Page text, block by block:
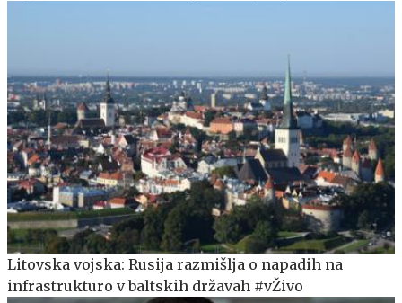
Litovska vojska: Rusija razmišlja o napadih na
infrastrukturo v baltskih državah #vŽivo